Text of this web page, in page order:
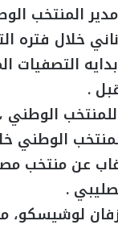
المنتخب
خلال فتره
.
الوطني
الوطني
عن منتخب
.
لوشيسكو،